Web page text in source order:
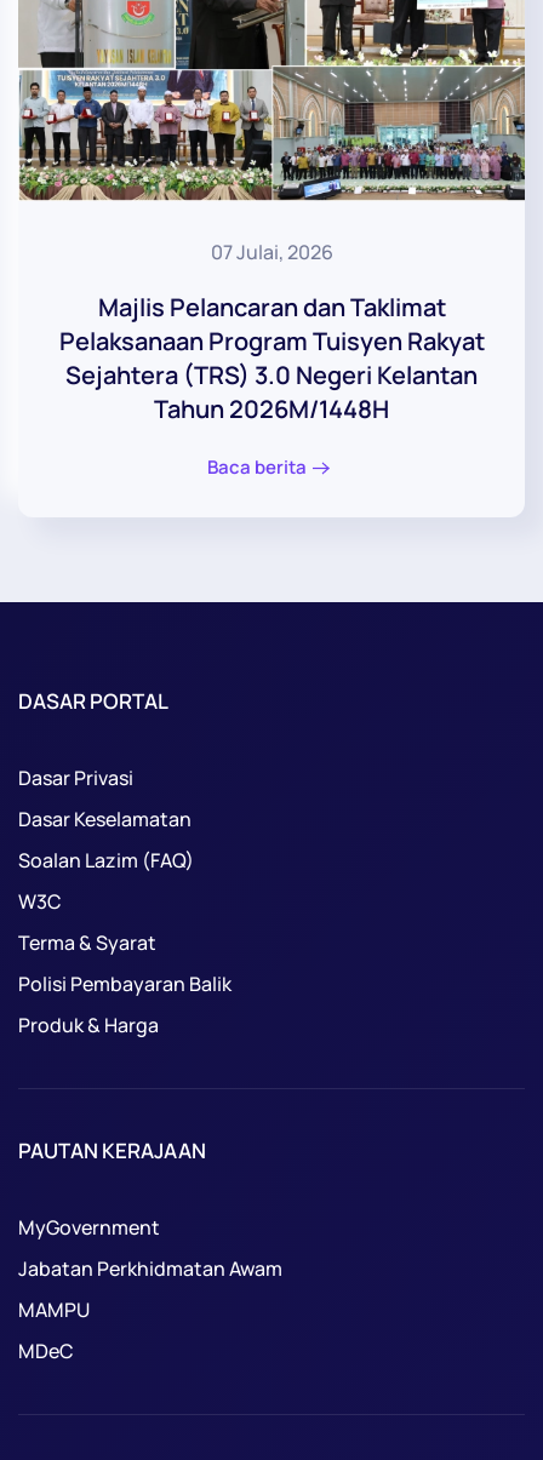
07 Julai, 2026
Majlis Pelancaran dan Taklimat
Pelaksanaan Program Tuisyen Rakyat
Sejahtera (TRS) 3.0 Negeri Kelantan
Tahun 2026M/1448H
Baca berita
DASAR PORTAL
Dasar Privasi
Dasar Keselamatan
Soalan Lazim (FAQ)
W3C
Terma & Syarat
Polisi Pembayaran Balik
Produk & Harga
PAUTAN KERAJAAN
MyGovernment
Jabatan Perkhidmatan Awam
MAMPU
MDeC